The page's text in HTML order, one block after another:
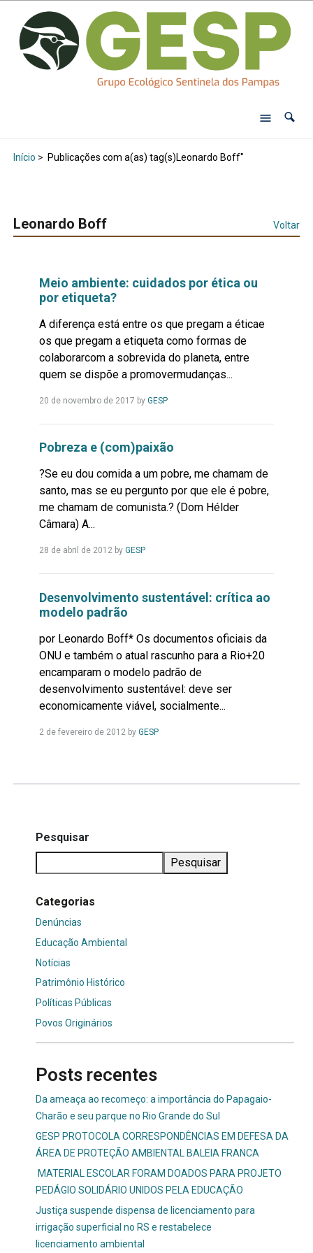
Início > Publicações com a(as) tag(s)Leonardo Boff"
Leonardo Boff Voltar
Meio ambiente: cuidados por ética ou
por etiqueta?
A diferença está entre os que pregam a éticae
os que pregam a etiqueta como formas de
colaborarcom a sobrevida do planeta, entre
quem se dispõe a promovermudanças...
20 de novembro de 2017 by GESPLeia
Pobreza e (com)paixão
?Se eu dou comida a um pobre, me chamam de
santo, mas se eu pergunto por que ele é pobre,
me chamam de comunista.? (Dom Hélder
Câmara) A...
28 de abril de 2012by GESPLeia
Desenvolvimento sustentável: crítica ao
modelo padrão
por Leonardo Boff* Os documentos oficiais da
ONU e também o atual rascunho para a Rio+20
encamparam o modelo padrão de
desenvolvimento sustentável: deve ser
economicamente viável, socialmente...
2 de fevereiro de 2012 by GESPLeia
Pesquisar
Pesquisar
Categorias
Denúncias
Educação Ambiental
Notícias
Patrimônio Histórico
Políticas Públicas
Povos Originários
Posts recentes
Da ameaça ao recomeço: a importância do Papagaio-
Charão e seu parque no Rio Grande do Sul
GESP PROTOCOLA CORRESPONDÊNCIAS EM DEFESA DA
ÁREA DE PROTEÇÃO AMBIENTAL BALEIA FRANCA
MATERIAL ESCOLAR FORAM DOADOS PARA PROJETO
PEDÁGIO SOLIDÁRIO UNIDOS PELA EDUCAÇÃO
Justiça suspende dispensa de licenciamento para
irrigação superficial no RS e restabelece
licenciamento ambiental